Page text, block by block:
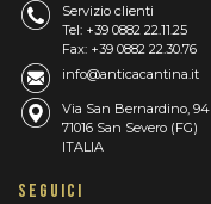
Servizio clienti
Tel: +39 0882 22.11.25
Fax: +39 0882 22.30.76
info@anticacantina.it
Via San Bernardino, 94
71016 San Severo (FG)
ITALIA
SEGUICI